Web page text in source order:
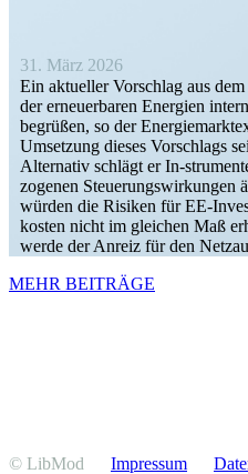
31. März 2026
Ein aktueller Vorschlag aus
der erneu­er­baren Energien
begrüßen, so der
Umsetzung dieses Vorschlags
Alter­nativ schlägt er In-
zo­genen Steue­rungs­wir­kungen
würden die Risiken für EE-
kosten nicht im gleichen Maß
werde der Anreiz für den
MEHR BEITRÄGE
© LibMod Impressum